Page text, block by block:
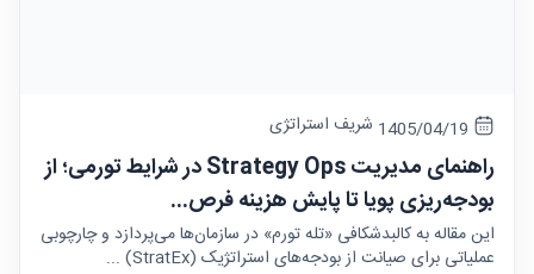
شریف استراتژی
راهنمای مدیریت Strategy Ops در شرایط تورمی؛ از
بودجه‌ریزی پویا تا پایش هزینه فرص...
این مقاله به کالبدشکافی «تله تورم» در سازمان‌ها می‌پردازد و چارچوبی
عملیاتی برای صیانت از بودجه‌های استراتژیک (StratEx) ...